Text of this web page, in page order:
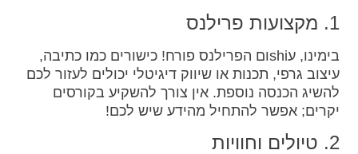
1. מקצועות פרילנס
בימינו, עshiום הפרילנס פורח! כישורים כמו כתיבה,
עיצוב גרפי, תכנות או שיווק דיגיטלי יכולים לעזור לכם
להשיג הכנסה נוספת. אין צורך להשקיע בקורסים
יקרים; אפשר להתחיל מהידע שיש לכם!
2. טיולים וחוויות